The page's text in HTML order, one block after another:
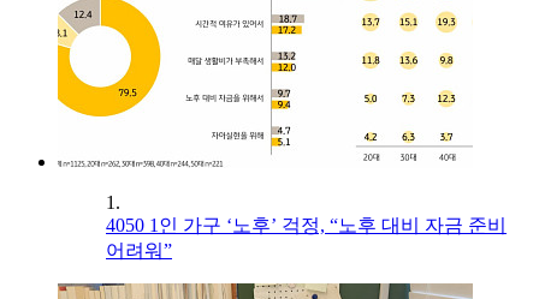
1.
4050 1인 가구 ‘노후’ 걱정, “노후 대비 자금 준비
어려워”